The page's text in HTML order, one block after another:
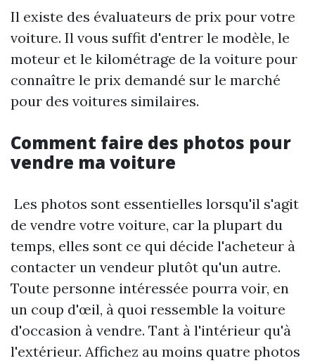
Il existe des évaluateurs de prix pour votre
voiture. Il vous suffit d'entrer le modèle, le
moteur et le kilométrage de la voiture pour
connaître le prix demandé sur le marché
pour des voitures similaires.
Comment faire des photos pour
vendre ma voiture
Les photos sont essentielles lorsqu'il s'agit
de vendre votre voiture, car la plupart du
temps, elles sont ce qui décide l'acheteur à
contacter un vendeur plutôt qu'un autre.
Toute personne intéressée pourra voir, en
un coup d'œil, à quoi ressemble la voiture
d'occasion à vendre. Tant à l'intérieur qu'à
l'extérieur. Affichez au moins quatre photos